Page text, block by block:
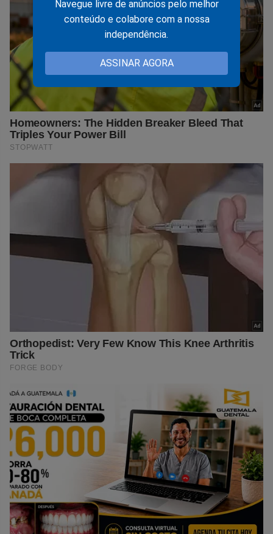
Navegue livre de anúncios pelo melhor
conteúdo e colabore com a nossa
independência.
ASSINAR AGORA